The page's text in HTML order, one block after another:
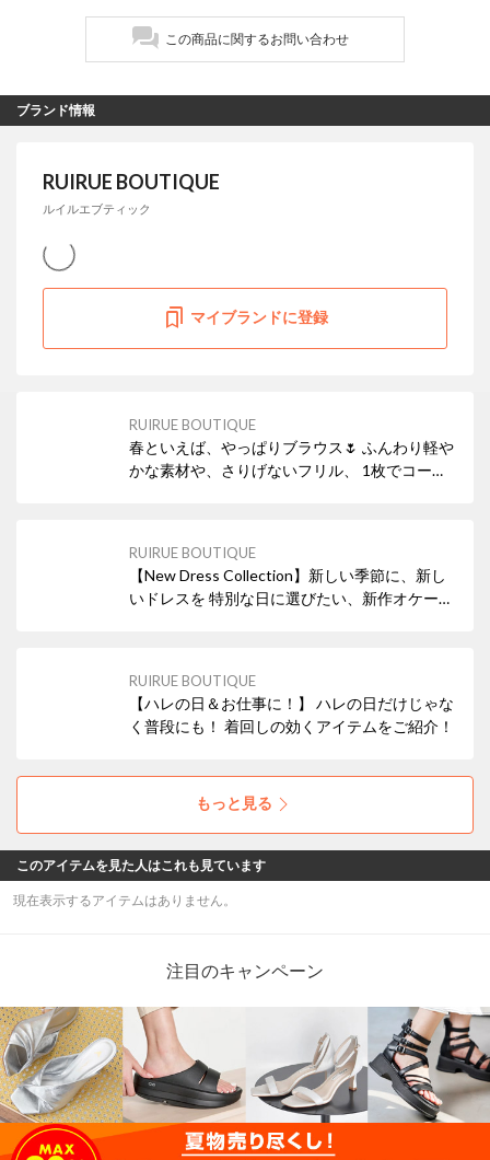
この商品に関するお問い合わせ
ブランド情報
RUIRUE BOUTIQUE
ルイルエブティック
マイブランドに登録
RUIRUE BOUTIQUE
春といえば、やっぱりブラウス🌷 ふんわり軽や
かな素材や、さりげないフリル、 1枚でコーデ
が勢ぞろいです。
RUIRUE BOUTIQUE
【New Dress Collection】新しい季節に、新し
いドレスを 特別な日に選びたい、新作オケージ
RUIRUE BOUTIQUE
【ハレの日＆お仕事に！】 ハレの日だけじゃな
く普段にも！ 着回しの効くアイテムをご紹介！
もっと見る
このアイテムを見た人はこれも見ています
現在表示するアイテムはありません。
注目のキャンペーン